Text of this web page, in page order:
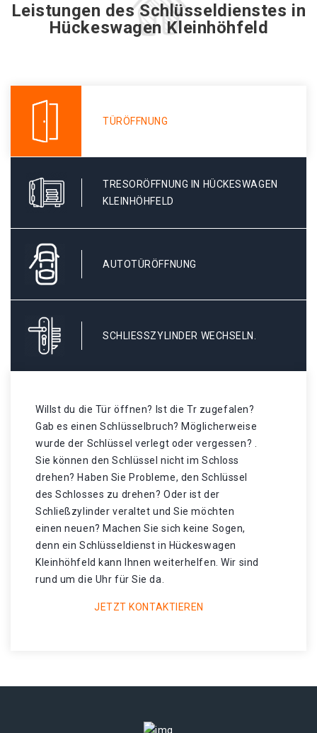
Leistungen des Schlüsseldienstes in
Hückeswagen Kleinhöhfeld
TÜRÖFFNUNG
TRESORÖFFNUNG IN HÜCKESWAGEN
KLEINHÖHFELD
AUTOTÜRÖFFNUNG
SCHLIESSZYLINDER WECHSELN.
Willst du die Tür öffnen? Ist die Tr zugefalen?
Gab es einen Schlüsselbruch? Möglicherweise
wurde der Schlüssel verlegt oder vergessen? .
Sie können den Schlüssel nicht im Schloss
drehen? Haben Sie Probleme, den Schlüssel
des Schlosses zu drehen? Oder ist der
Schließzylinder veraltet und Sie möchten
einen neuen? Machen Sie sich keine Sogen,
denn ein Schlüsseldienst in Hückeswagen
Kleinhöhfeld kann Ihnen weiterhelfen. Wir sind
rund um die Uhr für Sie da.
JETZT KONTAKTIEREN